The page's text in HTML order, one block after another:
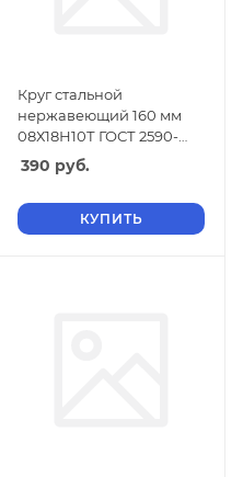
Круг стальной
нержавеющий 160 мм
08Х18Н10Т ГОСТ 2590-
2006
390 руб.
КУПИТЬ